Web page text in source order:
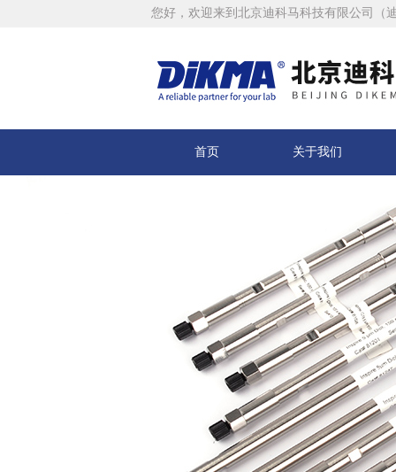
您好，欢迎来到北京迪科马科技有限公司（
首页 关于我们